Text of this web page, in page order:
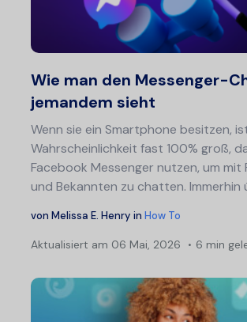
Wie man den Messenger-
jemandem sieht
Wenn sie ein Smartphone besitzen,
Wahrscheinlichkeit fast 100% groß,
Facebook Messenger nutzen, um mit
und Bekannten zu chatten. Immerhin
von Melissa E. Henry in How To
Aktualisiert am 06 Mai, 2026 6 min